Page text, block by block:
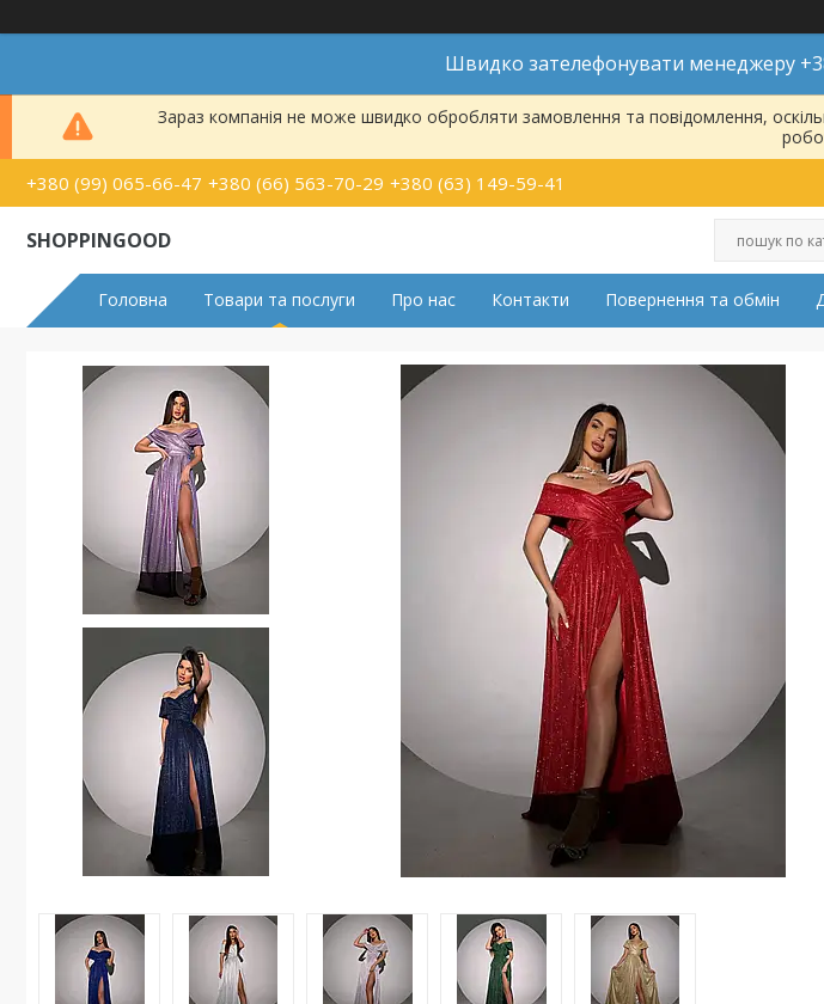
Швидко зателефонувати менеджеру
Зараз компанія не може швидко обробляти замовлення та повідомлення,
+380 (99) 065-66-47 +380 (66) 563-70-29 +380 (63) 149-59-41
SHOPPINGOOD
Головна Товари та послуги Про нас Контакти Повернення та обмін